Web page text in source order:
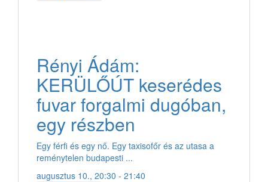
Rényi Ádám:
KERÜLŐÚT keserédes
fuvar forgalmi dugóban,
egy részben
Egy férfi és egy nő. Egy taxisofőr és az utasa a
reménytelen budapesti ...
augusztus 10., 20:30 - 21:40